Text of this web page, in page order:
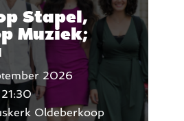
Stapel,
Muziek;
2026
Oldeberkoop